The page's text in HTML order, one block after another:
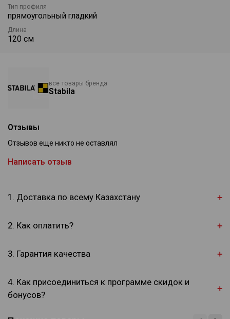
Тип профиля
прямоугольный гладкий
Длина
120 см
все товары бренда
Stabila
Отзывы
Отзывов еще никто не оставлял
Написать отзыв
1. Доставка по всему Казахстану
2. Как оплатить?
3. Гарантия качества
4. Как присоединиться к программе скидок и
бонусов?